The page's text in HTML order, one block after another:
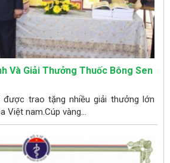
Và Giải Thưởng Thuốc Bông Sen
được trao tặng nhiều giải thưởng lớn
Việt nam.Cúp vàng...